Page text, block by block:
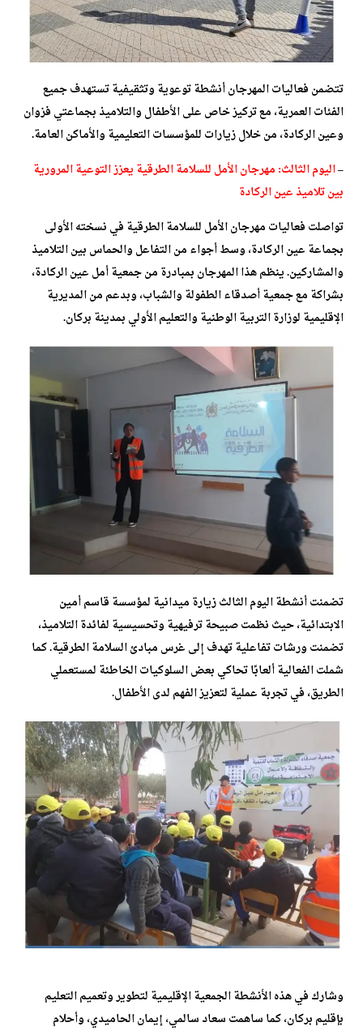
تتضمن فعاليات المهرجان أنشطة توعوية وتثقيفية تستهدف جميع
الفئات العمرية، مع تركيز خاص على الأطفال والتلاميذ بجماعتي فزوان
وعين الركادة، من خلال زيارات للمؤسسات التعليمية والأماكن العامة.
–اليوم الثالث: مهرجان الأمل للسلامة الطرقية يعزز التوعية المرورية
بين تلاميذ عين الركادة
تواصلت فعاليات مهرجان الأمل للسلامة الطرقية في نسخته الأولى
بجماعة عين الركادة، وسط أجواء من التفاعل والحماس بين التلاميذ
والمشاركين. ينظم هذا المهرجان بمبادرة من جمعية أمل عين الركادة،
بشراكة مع جمعية أصدقاء الطفولة والشباب، وبدعم من المديرية
الإقليمية لوزارة التربية الوطنية والتعليم الأولي بمدينة بركان.
تضمنت أنشطة اليوم الثالث زيارة ميدانية لمؤسسة قاسم أمين
الابتدائية، حيث نظمت صبيحة ترفيهية وتحسيسية لفائدة التلاميذ،
تضمنت ورشات تفاعلية تهدف إلى غرس مبادئ السلامة الطرقية. كما
شملت الفعالية ألعابًا تحاكي بعض السلوكيات الخاطئة لمستعملي
الطريق، في تجربة عملية لتعزيز الفهم لدى الأطفال.
وشارك في هذه الأنشطة الجمعية الإقليمية لتطوير وتعميم التعليم
بإقليم بركان، كما ساهمت سعاد سالمي، إيمان الحاميدي، وأحلام